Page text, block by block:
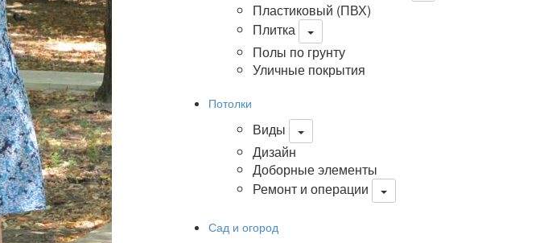
Пластиковый (ПВХ)
Плитка
Полы по грунту
Уличные покрытия
Потолки
Виды
Дизайн
Доборные элементы
Ремонт и операции
Сад и огород